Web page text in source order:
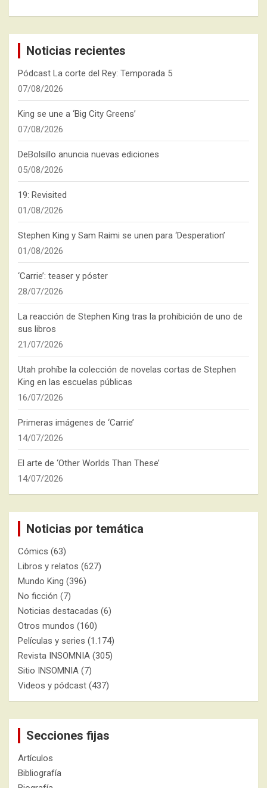
Noticias recientes
Pódcast La corte del Rey: Temporada 5
07/08/2026
King se une a ‘Big City Greens’
07/08/2026
DeBolsillo anuncia nuevas ediciones
05/08/2026
19: Revisited
01/08/2026
Stephen King y Sam Raimi se unen para ‘Desperation’
01/08/2026
‘Carrie’: teaser y póster
28/07/2026
La reacción de Stephen King tras la prohibición de uno de
sus libros
21/07/2026
Utah prohíbe la colección de novelas cortas de Stephen
King en las escuelas públicas
16/07/2026
Primeras imágenes de ‘Carrie’
14/07/2026
El arte de ‘Other Worlds Than These’
14/07/2026
Noticias por temática
Cómics (63)
Libros y relatos (627)
Mundo King (396)
No ficción (7)
Noticias destacadas (6)
Otros mundos (160)
Películas y series (1.174)
Revista INSOMNIA (305)
Sitio INSOMNIA (7)
Videos y pódcast (437)
Secciones fijas
Artículos
Bibliografía